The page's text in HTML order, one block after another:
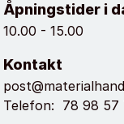
Åpningstider i
10.00 - 15.00
Kontakt
Telefon: 78 98 57